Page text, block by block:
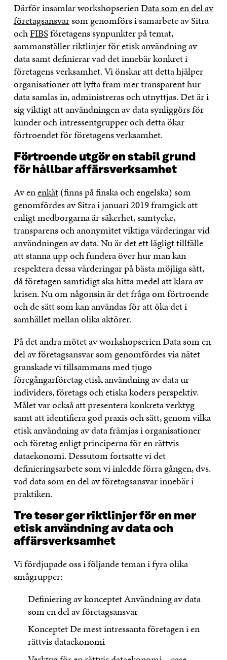
Därför insamlar workshopserienData som en del av
företagsansvarsom genomförs i samarbete av Sitra
ochFIBSföretagens synpunkter på temat,
sammanställer riktlinjer för etisk användning av
data samt definierar vad det innebär konkret i
företagens verksamhet. Vi önskar att detta hjälper
organisationer att lyfta fram mer transparent hur
data samlas in, administreras och utnyttjas. Det är i
sig viktigt att användningen av data synliggörs för
kunder och intressentgrupper och detta ökar
förtroendet för företagens verksamhet.
Förtroende utgör en stabil grund
för hållbar affärsverksamhet
Av enenkät(finns på finska och engelska) som
genomfördes av Sitra i januari 2019 framgick att
enligt medborgarna är säkerhet, samtycke,
transparens och anonymitet viktiga värderingar vid
användningen av data. Nu är det ett lägligt tillfälle
att stanna upp och fundera över hur man kan
respektera dessa värderingar på bästa möjliga sätt,
då företagen samtidigt ska hitta medel att klara av
krisen. Nu om någonsin är det fråga om förtroende
och de sätt som kan användas för att öka det i
samhället mellan olika aktörer.
På det andra mötet av workshopserien Data som en
del av företagsansvar som genomfördes via nätet
granskade vi tillsammans med tjugo
föregångarföretag etisk användning av data ur
individers, företags och etiska koders perspektiv.
Målet var också att presentera konkreta verktyg
samt att identifiera god praxis och sätt, genom vilka
etisk användning av data främjas i organisationer
och företag enligt principerna för en rättvis
dataekonomi. Dessutom fortsatte vi det
definieringsarbete som vi inledde förra gången, dvs.
vad data som en del av företagsansvar innebär i
praktiken.
Tre teser ger riktlinjer för en mer
etisk användning av data och
affärsverksamhet
Vi fördjupade oss i följande teman i fyra olika
smågrupper:
Definiering av konceptet Användning av data
som en del av företagsansvar
Konceptet De mest intressanta företagen i en
rättvis dataekonomi